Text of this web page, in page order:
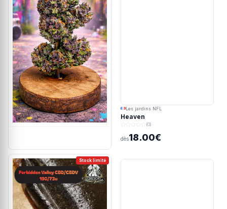
Les jardins NFL
Heaven
(0)
dès18.00€
Stock limité